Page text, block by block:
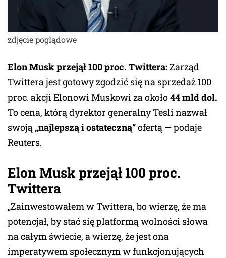
zdjęcie poglądowe
Elon Musk przejął 100 proc. Twittera:Zarząd
Twittera jest gotowy zgodzić się na sprzedaż 100
proc. akcji Elonowi Muskowi za około44 mld dol.
To cena, którą dyrektor generalny Tesli nazwał
swoją „najlepszą i ostateczną”ofertą — podaje
Reuters.
Elon Musk przejął 100 proc.
Twittera
„Zainwestowałem w Twittera, bo wierzę, że ma
potencjał, by stać się platformą wolności słowa
na całym świecie, a wierzę, że jest ona
imperatywem społecznym w funkcjonujących